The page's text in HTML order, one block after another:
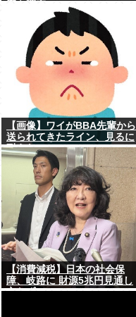
【画像】ワイがBBA先輩から
送られてきたライン、見るに
耐えない・・・
【消費減税】日本の社会保
障、岐路に 財源5兆円見通し
立たず